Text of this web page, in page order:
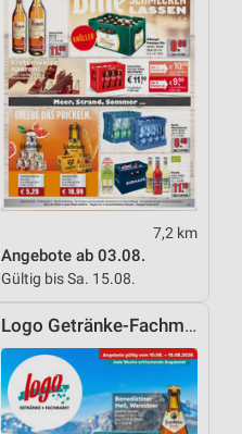
7,2 km
Angebote ab 03.08.
Gültig bis Sa. 15.08.
Logo Getränke-Fachmarkt